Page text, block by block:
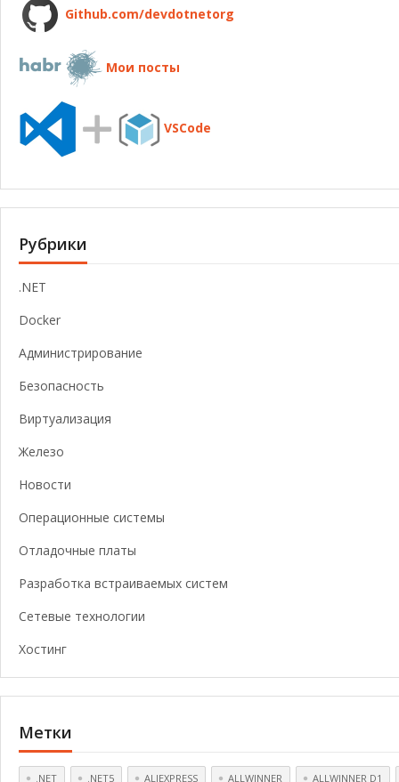
Github.com/devdotnetorg
Мои посты
VSCode
Рубрики
.NET
Docker
Администрирование
Безопасность
Виртуализация
Железо
Новости
Операционные системы
Отладочные платы
Разработка встраиваемых систем
Сетевые технологии
Хостинг
Метки
.NET .NET5 ALIEXPRESS ALLWINNER ALLWINNER D1